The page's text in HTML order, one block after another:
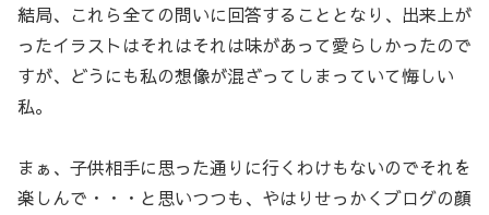
結局、これら全ての問いに回答することとなり、出来上が
ったイラストはそれはそれは味があって愛らしかったので
すが、どうにも私の想像が混ざってしまっていて悔しい
私。
まぁ、子供相手に思った通りに行くわけもないのでそれを
楽しんで・・・と思いつつも、やはりせっかくブログの顔